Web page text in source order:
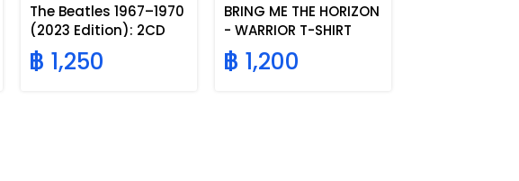
The Beatles 1967–1970
(2023 Edition): 2CD
Blue Album
฿ 1,250
BRING ME THE HORIZON
- WARRIOR T-SHIRT
฿ 1,200